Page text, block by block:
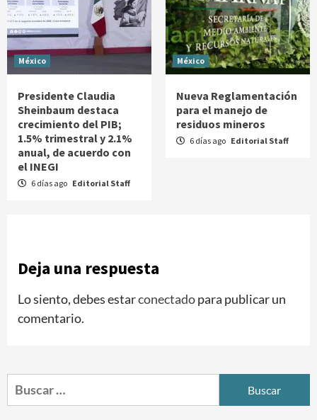
México
Presidente Claudia
Sheinbaum destaca
crecimiento del PIB;
1.5% trimestral y 2.1%
anual, de acuerdo con
el INEGI
6 días ago Editorial Staff
México
Nueva Reglamentación
para el manejo de
residuos mineros
6 días ago Editorial Staff
Deja una respuesta
Lo siento, debes estarconectadopara publicar un
comentario.
Buscar: